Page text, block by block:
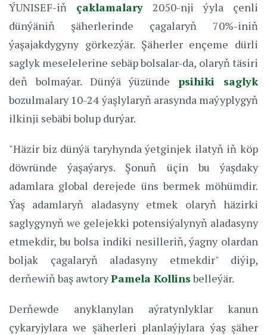
ÝUNISEF-iň çaklamalary 2050-nji ýyla çenli
dünýäniň şäherlerinde çagalaryň 70%-iniň
ýaşajakdygyny görkezýär. Şäherler ençeme dürli
saglyk meselelerine sebäp bolsalar-da, olaryň täsiri
deň bolmaýar. Dünýä ýüzünde psihiki saglyk
bozulmalary 10-24 ýaşlylaryň arasynda maýyplygyň
ilkinji sebäbi bolup durýar.
"Häzir biz dünýä taryhynda ýetginjek ilatyň iň köp
döwründe ýaşaýarys. Şonuň üçin bu ýaşdaky
adamlara global derejede üns bermek möhümdir.
Ýaş adamlaryň aladasyny etmek olaryň häzirki
saglygynyň we gelejekki potensiýalynyň aladasyny
etmekdir, bu bolsa indiki nesilleriň, ýagny olardan
boljak çagalaryň aladasyny etmekdir" diýip,
derňewiň baş awtoryPamela Kollinsbelleýär.
Derňewde anyklanylan aýratynlyklar kanun
çykaryjylara we şäherleri planlaýjylara ýaş şäher